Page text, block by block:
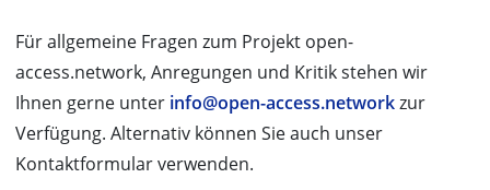
Für allgemeine Fragen zum Projekt open-
access.network, Anregungen und Kritik stehen wir
Ihnen gerne unter info@open-access.networkzur
Verfügung. Alternativ können Sie auch unser
Kontaktformular verwenden.